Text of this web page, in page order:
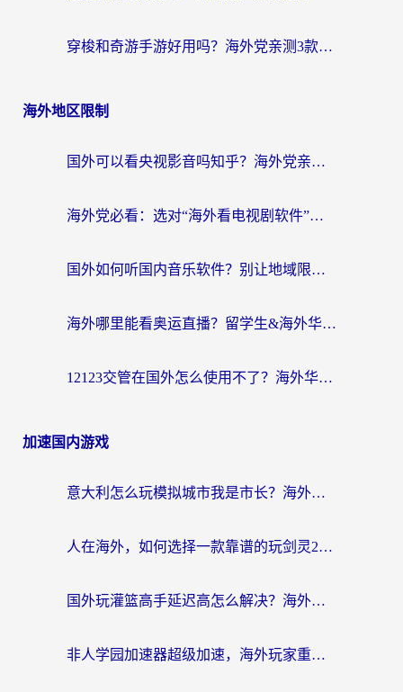
穿梭和奇游手游好用吗？海外党亲测3款回国加速器，附蜜蜂加速器七天试用攻略
海外地区限制
国外可以看央视影音吗知乎？海外党亲测有效的回国加速方案
海外党必看：选对“海外看电视剧软件”，再也不用愁国内剧刷不了
国外如何听国内音乐软件？别让地域限制，断了你的中文歌单
海外哪里能看奥运直播？留学生&海外华人必看的体育赛事观赛终极指南
12123交管在国外怎么使用不了？海外华人必看的无缝访问国内资源指南
加速国内游戏
意大利怎么玩模拟城市我是市长？海外党国服游戏加速终极攻略（附三国3量子特攻解决办法）
人在海外，如何选择一款靠谱的玩剑灵2加速器？
国外玩灌篮高手延迟高怎么解决？海外玩家国服游戏加速终极指南
非人学园加速器超级加速，海外玩家重返国服的通行证